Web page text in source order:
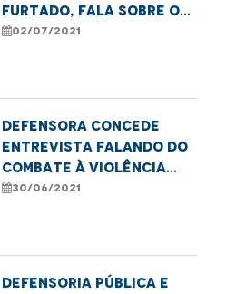
Furtado, fala sobre o
cadastramento no
energia elétrica
02/07/2021
Defensora concede
entrevista falando do
combate à violência
contra população
30/06/2021
Defensoria Pública e